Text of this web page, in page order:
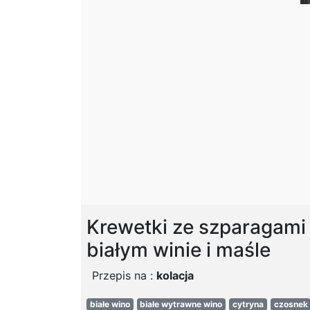
Krewetki ze
białym winie i maśle
Przepis na : kolacja
białe wino białe wytrawne wino cytryna czosnek